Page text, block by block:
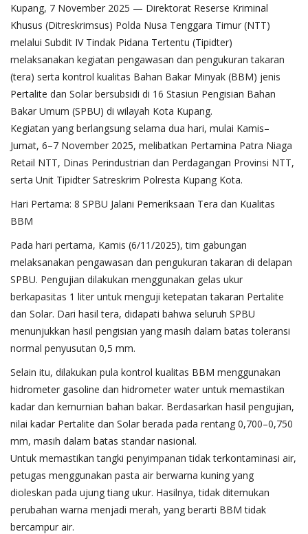
Kupang, 7 November 2025 — Direktorat Reserse Kriminal
Khusus (Ditreskrimsus) Polda Nusa Tenggara Timur (NTT)
melalui Subdit IV Tindak Pidana Tertentu (Tipidter)
melaksanakan kegiatan pengawasan dan pengukuran takaran
(tera) serta kontrol kualitas Bahan Bakar Minyak (BBM) jenis
Pertalite dan Solar bersubsidi di 16 Stasiun Pengisian Bahan
Bakar Umum (SPBU) di wilayah Kota Kupang.
Kegiatan yang berlangsung selama dua hari, mulai Kamis–
Jumat, 6–7 November 2025, melibatkan Pertamina Patra Niaga
Retail NTT, Dinas Perindustrian dan Perdagangan Provinsi NTT,
serta Unit Tipidter Satreskrim Polresta Kupang Kota.
Hari Pertama: 8 SPBU Jalani Pemeriksaan Tera dan Kualitas
BBM
Pada hari pertama, Kamis (6/11/2025), tim gabungan
melaksanakan pengawasan dan pengukuran takaran di delapan
SPBU. Pengujian dilakukan menggunakan gelas ukur
berkapasitas 1 liter untuk menguji ketepatan takaran Pertalite
dan Solar. Dari hasil tera, didapati bahwa seluruh SPBU
menunjukkan hasil pengisian yang masih dalam batas toleransi
normal penyusutan 0,5 mm.
Selain itu, dilakukan pula kontrol kualitas BBM menggunakan
hidrometer gasoline dan hidrometer water untuk memastikan
kadar dan kemurnian bahan bakar. Berdasarkan hasil pengujian,
nilai kadar Pertalite dan Solar berada pada rentang 0,700–0,750
mm, masih dalam batas standar nasional.
Untuk memastikan tangki penyimpanan tidak terkontaminasi air,
petugas menggunakan pasta air berwarna kuning yang
dioleskan pada ujung tiang ukur. Hasilnya, tidak ditemukan
perubahan warna menjadi merah, yang berarti BBM tidak
bercampur air.